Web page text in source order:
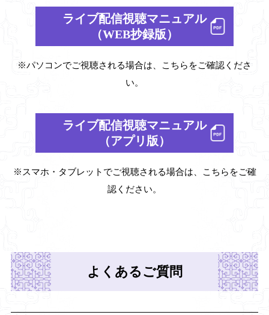
ライブ配信視聴マニュアル
（WEB抄録版）
※パソコンでご視聴される場合は、こちらをご確認くださ
い。
ライブ配信視聴マニュアル
（アプリ版）
※スマホ・タブレットでご視聴される場合は、こちらをご確
認ください。
よくあるご質問